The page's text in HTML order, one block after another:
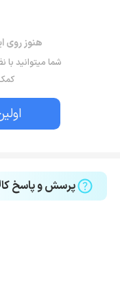
هنوز روی
شما میتوانید با
پرسش و پاسخ